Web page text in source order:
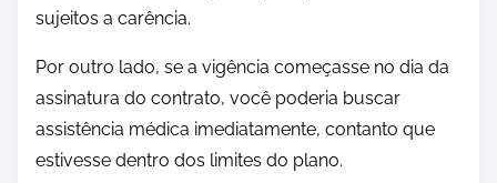
sujeitos a carência.
Por outro lado, se a vigência começasse no dia da
assinatura do contrato, você poderia buscar
assistência médica imediatamente, contanto que
estivesse dentro dos limites do plano.